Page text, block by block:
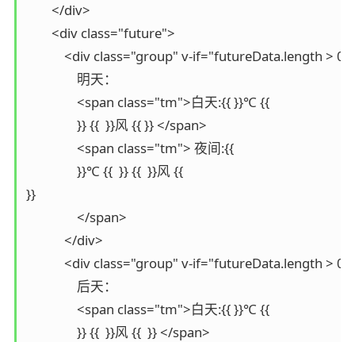
        </div>
        <div class="future">
<div class="group" v-if="futureData.length >
                明天：
                <span class="tm">白天:{{ }}℃ {{
                }} {{  }}风 {{ }} </span>
                <span class="tm"> 夜间:{{
                }}℃ {{  }} {{  }}风 {{
}}
                </span>
            </div>
<div class="group" v-if="futureData.length >
                后天：
                <span class="tm">白天:{{ }}℃ {{
                }} {{  }}风 {{  }} </span>